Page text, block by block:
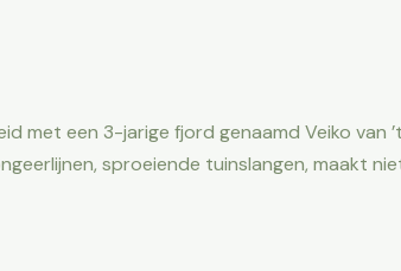
met een 3-jarige fjord genaamd Veiko van
sproeiende tuinslangen, maakt